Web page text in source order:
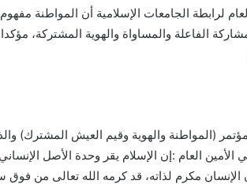
لرابطة الجامعات الإسلامية أن المواطنة
الفاعلة والمساواة والهوية المشتركة،
(المواطنة والهوية وقيم العيش المشترك)
الأمين العام :إن الإسلام يقر وحدة الأصل
الإنسان مكرم لذاته، قد كرمه الله تعالى من